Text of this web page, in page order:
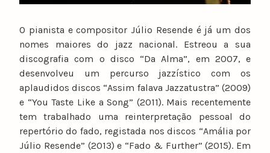
O pianista e compositor Júlio Resende é já um dos
nomes maiores do jazz nacional. Estreou a sua
discografia com o disco “Da Alma”, em 2007, e
desenvolveu um percurso jazzístico com os
aplaudidos discos “Assim falava Jazzatustra” (2009)
e “You Taste Like a Song” (2011). Mais recentemente
tem trabalhado uma reinterpretação pessoal do
repertório do fado, registada nos discos “Amália por
Júlio Resende” (2013) e “Fado & Further” (2015). Em